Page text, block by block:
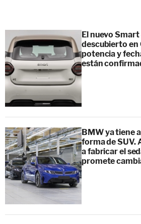
El nuevo Smart
descubierto en
potencia y
están
BMW ya tiene
forma de SUV.
a fabricar el
promete